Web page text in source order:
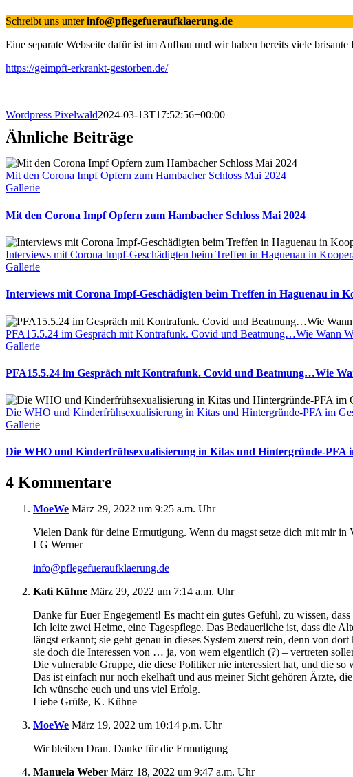
Schreibt uns unterinfo@pflegefueraufklaerung.de
Eine separate Webseite dafür ist im Aufbau und wir haben bereits viele
https://geimpft-erkrankt-gestorben.de/
Wordpress Pixelwald2024-03-13T17:52:56+00:00
Ähnliche Beiträge
Mit den Corona Impf Opfern zum Hambacher Schloss Mai 2024
Gallerie
Mit den Corona Impf Opfern zum Hambacher Schloss Mai 2024
Interviews mit Corona Impf-Geschädigten beim Treffen in Haguenau in
Gallerie
Interviews mit Corona Impf-Geschädigten beim Treffen in Haguenau in
PFA15.5.24 im Gespräch mit Kontrafunk. Covid und Beatmung…Wie Wann
Gallerie
PFA15.5.24 im Gespräch mit Kontrafunk. Covid und Beatmung…Wie
Die WHO und Kinderfrühsexualisierung in Kitas und Hintergründe-PFA im
Gallerie
Die WHO und Kinderfrühsexualisierung in Kitas und Hintergründe-PFA
4 Kommentare
MoeWe März 29, 2022 um 9:25 a.m. Uhr
Vielen Dank für deine Ermutigung. Wenn du magst setze dich mit mir
LG Werner
info@pflegefueraufklaerung.de
Kati Kühne März 29, 2022 um 7:14 a.m. Uhr
Danke für Euer Engegement! Es macht ein gutes Gefühl, zu wissen,
Ich leite zwei Heime, eine Tagespflege. Das Bedauerliche ist, dass die
längst erkannt; sie geht genau in dieses System zuerst rein, denn von
sie doch die Interessen von … ja, von wem eigentlich (?) – vertreten
Die vulnerable Gruppe, die diese Politiker nie interessiert hat, und die
Das ist einfach nur noch ekelhaft und aus meiner Sicht gehören Ärzte,
Ich wünsche euch und uns viel Erfolg.
Liebe Grüße, K. Kühne
MoeWe März 19, 2022 um 10:14 p.m. Uhr
Wir bleiben Dran. Danke für die Ermutigung
Manuela Weber März 18, 2022 um 9:47 a.m. Uhr